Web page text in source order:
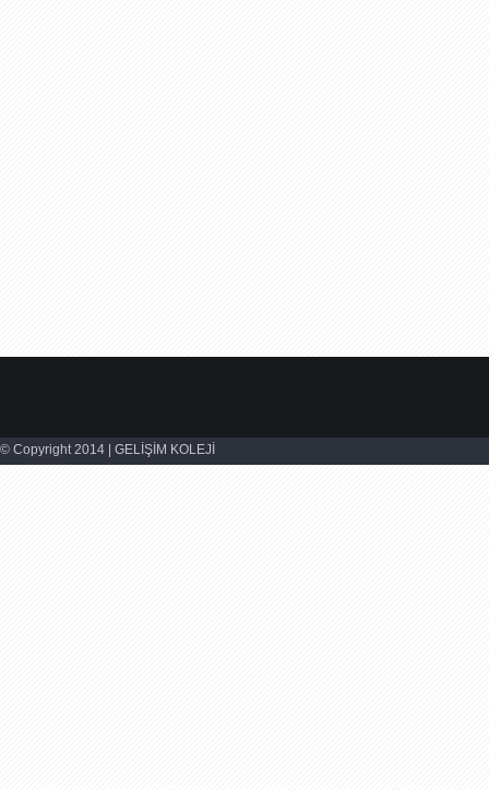
© Copyright 2014 | GELİŞİM KOLEJİ